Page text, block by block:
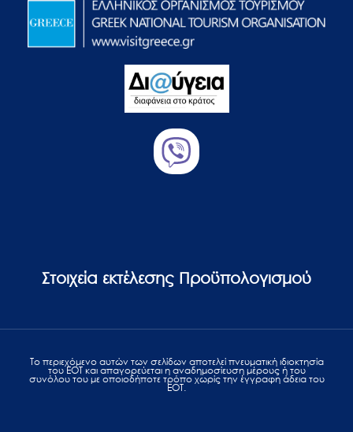
Στοιχεία εκτέλεσης Προϋπολογισμού
Το περιεχόμενο αυτών των σελίδων αποτελεί πvευματική ιδιοκτησία
του ΕΟΤ και απαγορεύεται η αναδημοσίευση μέρους ή του
συνόλου του με οποιοδήποτε τρόπο χωρίς την έγγραφη άδεια του
ΕΟΤ.